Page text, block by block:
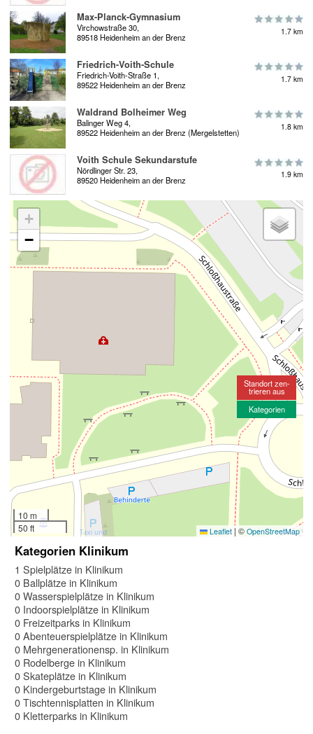
Max-Planck-Gymnasium
Virchowstraße 30,
89518 Heidenheim an der Brenz
1.7 km
Friedrich-Voith-Schule
Friedrich-Voith-Straße 1,
89522 Heidenheim an der Brenz
1.7 km
Waldrand Bolheimer Weg
Balinger Weg 4,
89522 Heidenheim an der Brenz (Mergelstetten)
1.8 km
Voith Schule Sekundarstufe
Nördlinger Str. 23,
89520 Heidenheim an der Brenz
1.9 km
+
−
10 m
50 ft
Leaflet | © OpenStreetMap
Standort zen-
trieren aus
Kategorien
Kategorien Klinikum
1 Spielplätze in Klinikum
0 Ballplätze in Klinikum
0 Wasserspielplätze in Klinikum
0 Indoorspielplätze in Klinikum
0 Freizeitparks in Klinikum
0 Abenteuerspielplätze in Klinikum
0 Mehrgenerationensp. in Klinikum
0 Rodelberge in Klinikum
0 Skateplätze in Klinikum
0 Kindergeburtstage in Klinikum
0 Tischtennisplatten in Klinikum
0 Kletterparks in Klinikum